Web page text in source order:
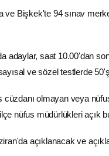
ve Bişkek'te 94 sınav
adaylar, saat 10.00'dan
ve sözel testlerde
cüzdanı olmayan veya
nüfus müdürlükleri açık
açıklanacak ve